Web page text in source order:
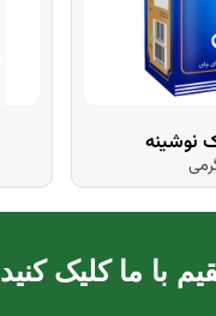
نوشینه
با ما کلیک کنید